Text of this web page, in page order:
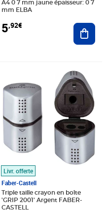
au panier
A4 0 7 mm jaune épaisseur: 0 7
mm ELBA
5,92€
Livr. offerte
Faber-Castell
Triple taille crayon en boîte
'GRIP 2001' Argent FABER-
CASTELL